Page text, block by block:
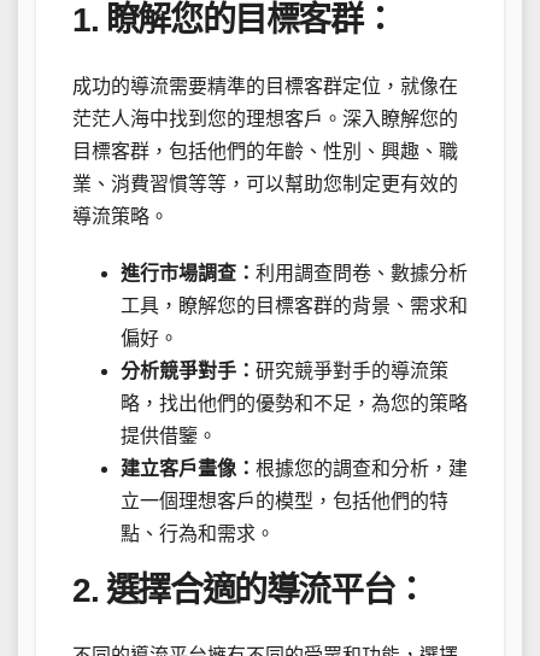
1. 瞭解您的目標客群：
成功的導流需要精準的目標客群定位，就像在
茫茫人海中找到您的理想客戶。深入瞭解您的
目標客群，包括他們的年齡、性別、興趣、職
業、消費習慣等等，可以幫助您制定更有效的
導流策略。
進行市場調查： 利用調查問卷、數據分析
工具，瞭解您的目標客群的背景、需求和
偏好。
分析競爭對手： 研究競爭對手的導流策
略，找出他們的優勢和不足，為您的策略
提供借鑒。
建立客戶畫像： 根據您的調查和分析，建
立一個理想客戶的模型，包括他們的特
點、行為和需求。
2. 選擇合適的導流平台：